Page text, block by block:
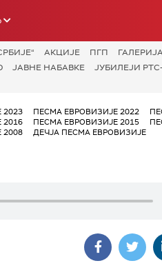
АКЦИЈЕ ПГП
ЈАВНЕ НАБАВКЕ ЈУБИЛЕЈИ
ПЕСМА ЕВРОВИЗИЈЕ 2022
ПЕСМА ЕВРОВИЗИЈЕ 2015
ДЕЧЈА ПЕСМА ЕВРОВИЗИЈЕ